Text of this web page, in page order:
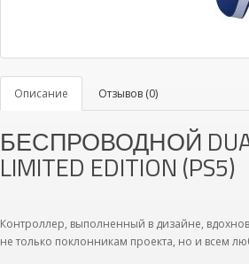
Описание Отзывов (0)
БЕСПРОВОДНОЙ
LIMITED EDITION (PS5)
Контроллер, выполненный в дизайне,
не только поклонникам проекта, но и всем